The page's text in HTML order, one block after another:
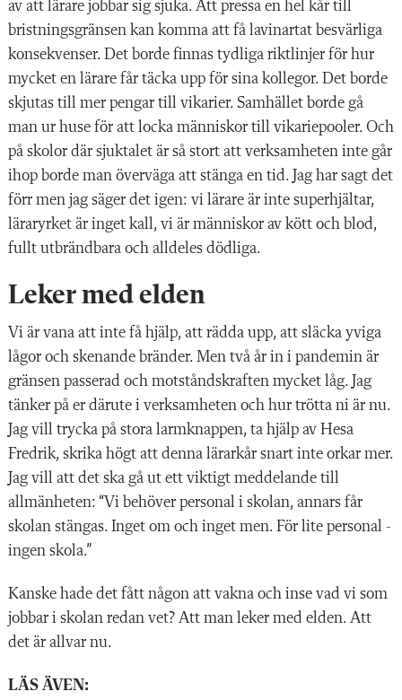
av att lärare jobbar sig sjuka. Att pressa en hel kår till
bristningsgränsen kan komma att få lavinartat besvärliga
konsekvenser. Det borde finnas tydliga riktlinjer för hur
mycket en lärare får täcka upp för sina kollegor. Det borde
skjutas till mer pengar till vikarier. Samhället borde gå
man ur huse för att locka människor till vikariepooler. Och
på skolor där sjuktalet är så stort att verksamheten inte går
ihop borde man överväga att stänga en tid. Jag har sagt det
förr men jag säger det igen: vi lärare är inte superhjältar,
läraryrket är inget kall, vi är människor av kött och blod,
fullt utbrändbara och alldeles dödliga.
Leker med elden
Vi är vana att inte få hjälp, att rädda upp, att släcka yviga
lågor och skenande bränder. Men två år in i pandemin är
gränsen passerad och motståndskraften mycket låg. Jag
tänker på er därute i verksamheten och hur trötta ni är nu.
Jag vill trycka på stora larmknappen, ta hjälp av Hesa
Fredrik, skrika högt att denna lärarkår snart inte orkar mer.
Jag vill att det ska gå ut ett viktigt meddelande till
allmänheten: “Vi behöver personal i skolan, annars får
skolan stängas. Inget om och inget men. För lite personal -
ingen skola.”
Kanske hade det fått någon att vakna och inse vad vi som
jobbar i skolan redan vet? Att man leker med elden. Att
det är allvar nu.
LÄS ÄVEN: